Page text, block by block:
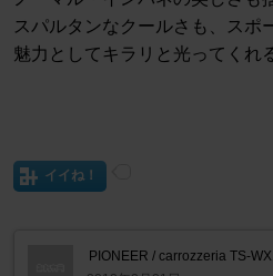
スパルタンなクールさも、スポ
魅力としてキラリと光ってくれ
イイね！
PIONEER / carrozzeria TS-